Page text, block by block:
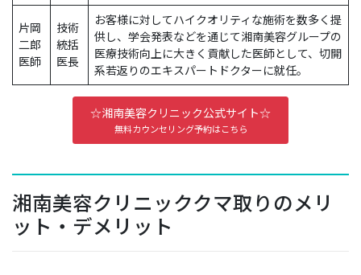
片岡
二郎
医師
技術
統括
医長
お客様に対してハイクオリティな施術を数多く提
供し、学会発表などを通じて湘南美容グループの
医療技術向上に大きく貢献した医師として、切開
系若返りのエキスパートドクターに就任。
☆湘南美容クリニック公式サイト☆
無料カウンセリング予約はこちら
湘南美容クリニッククマ取りのメリ
ット・デメリット